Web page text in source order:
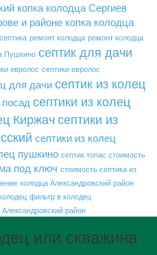
копка колодца Сергиев
и районе копка колодца
ремонт колодца ремонт колодца
Пушкино септик для дачи
евролос септики евролос
для дачи септик из колец
посад септики из колец
Киржач септики из
септики из колец
пушкино септик топас стоимость
под ключ стоимость септика из
колодца Александровский район
фильтр в колодец
Александровский район
или скважина